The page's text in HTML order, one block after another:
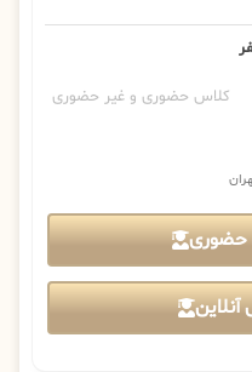
کلاس حضوری و غیر حضوری
حضوری